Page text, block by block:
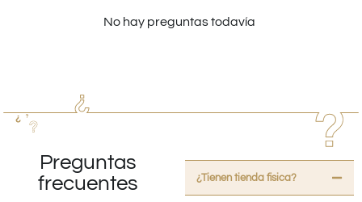
No hay preguntas todavía
Preguntas
frecuentes
¿Tienen tienda fisica?